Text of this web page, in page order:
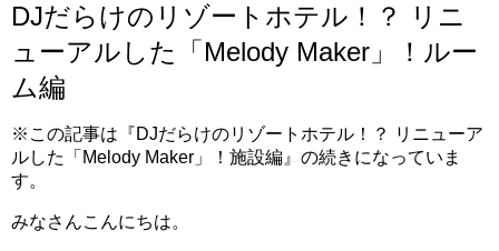
DJだらけのリゾートホテル！？ リニ
ューアルした「Melody Maker」！ルー
ム編
※この記事は『DJだらけのリゾートホテル！？ リニューア
ルした「Melody Maker」！施設編』の続きになっていま
す。
みなさんこんにちは。